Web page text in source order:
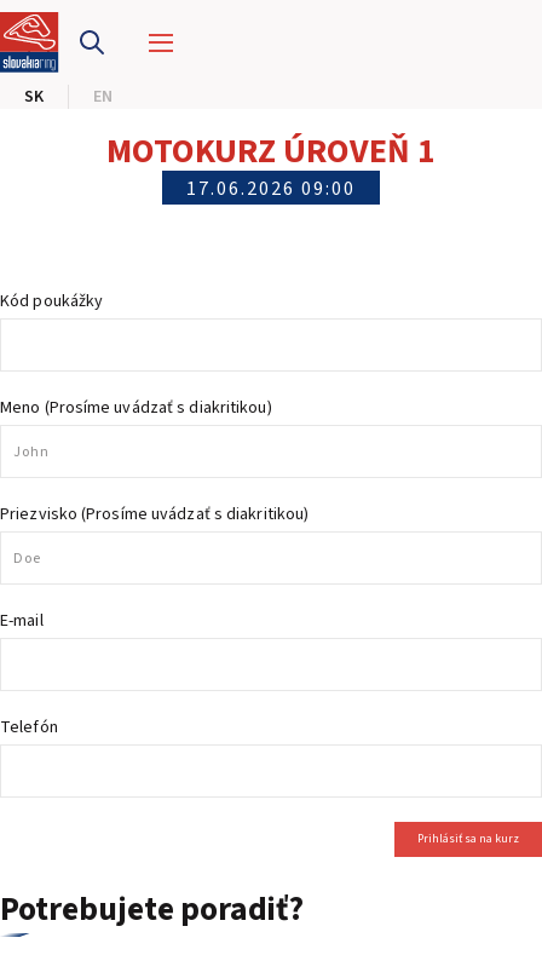
SK EN
PRETEKÁRSKY OKRUH
CENTRUM BEZPEČNEJ JAZDY
KALENDÁR
SK
EN
MAPA STRÁNKY
E-SHOP A VSTUPENKY
PRE FIRMY
PODUJATIA 2026
KONTAKTY
MOTOKURZ ÚROVEŇ 1
17.06.2026 09:00
Kód poukážky
Meno (Prosíme uvádzať s diakritikou)
Priezvisko (Prosíme uvádzať s diakritikou)
E-mail
Telefón
Prihlásiť sa na kurz
Potrebujete poradiť?